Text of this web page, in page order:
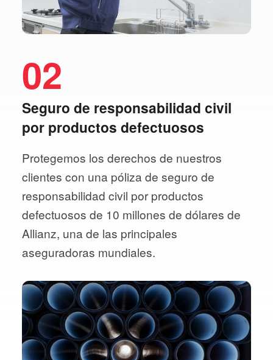
02
Seguro de responsabilidad civil
por productos defectuosos
Protegemos los derechos de nuestros
clientes con una póliza de seguro de
responsabilidad civil por productos
defectuosos de 10 millones de dólares de
Allianz, una de las principales
aseguradoras mundiales.